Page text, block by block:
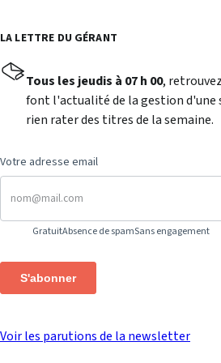
LA LETTRE DU GÉRANT
Tous les jeudis à 07 h 00,
font l'actualité de la gestion d'une
rien rater des titres de la semaine.
Votre adresse email
GratuitAbsence de spamSans engagement
S'abonner
Voir les parutions de la newsletter